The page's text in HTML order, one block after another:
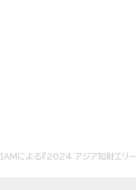
IAMによる『2024 アジア知財エリ